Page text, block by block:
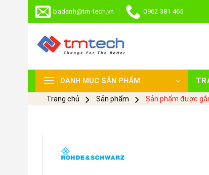
Skip
badanh@tm-tech.vn 0962 381 465
DANH MỤC SẢN PHẨM
Trang chủ Sản phẩm Sản phẩm được